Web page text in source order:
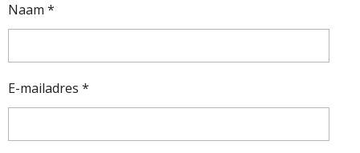
Naam *
E-mailadres *